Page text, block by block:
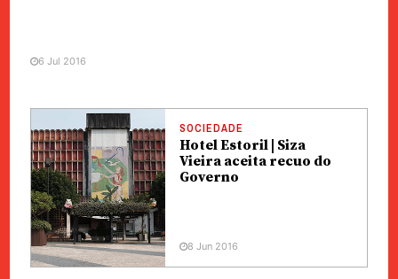
6 Jul 2016
SOCIEDADE
Hotel Estoril | Siza
Vieira aceita recuo do
Governo
8 Jun 2016